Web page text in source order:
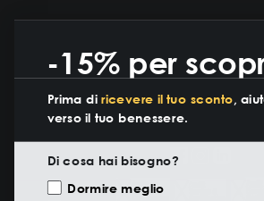
-15% per
Prima di ricevere il tuo sconto,
verso il tuo benessere.
Di cosa hai bisogno?
Motivazione Visita
Dormire meglio